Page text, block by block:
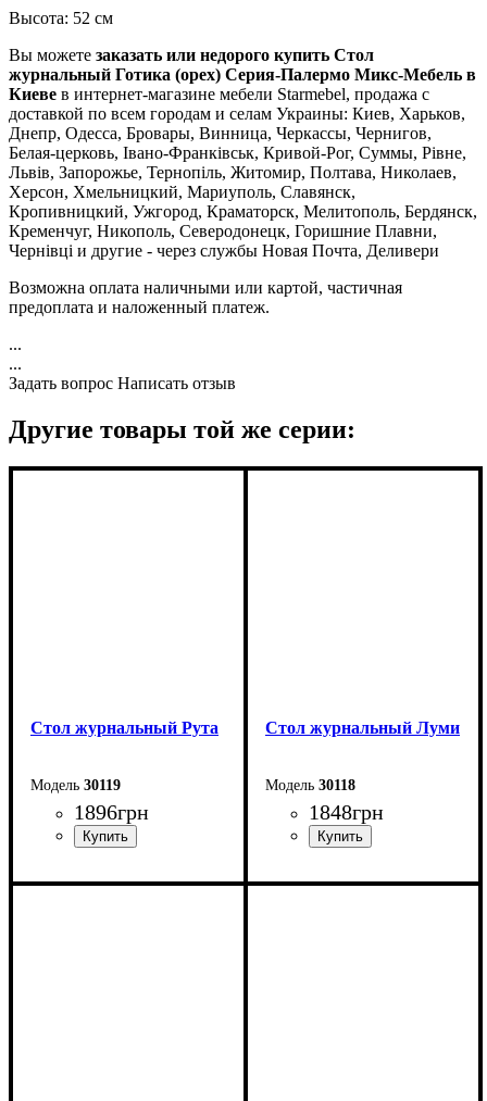
Высота: 52 см
Вы можете заказать или недорого купить Стол
журнальный Готика (орех) Серия-Палермо Микс-Мебель в
Киеве в интернет-магазине мебели Starmebel, продажа с
доставкой по всем городам и селам Украины: Киев, Харьков,
Днепр, Одесса, Бровары, Винница, Черкассы, Чернигов,
Белая-церковь, Івано-Франківськ, Кривой-Рог, Суммы, Рівне,
Львів, Запорожье, Тернопіль, Житомир, Полтава, Николаев,
Херсон, Хмельницкий, Мариуполь, Славянск,
Кропивницкий, Ужгород, Краматорск, Мелитополь, Бердянск,
Кременчуг, Никополь, Северодонецк, Горишние Плавни,
Чернівці и другие - через службы Новая Почта, Деливери
Возможна оплата наличными или картой, частичная
предоплата и наложенный платеж.
...
...
Задать вопрос Написать отзыв
Другие товары той же серии:
Стол журнальный Рута
30119
1896грн
Ширина: 90 см
Стол журнальный Луми
30118
1848грн
Ширина: 90 см